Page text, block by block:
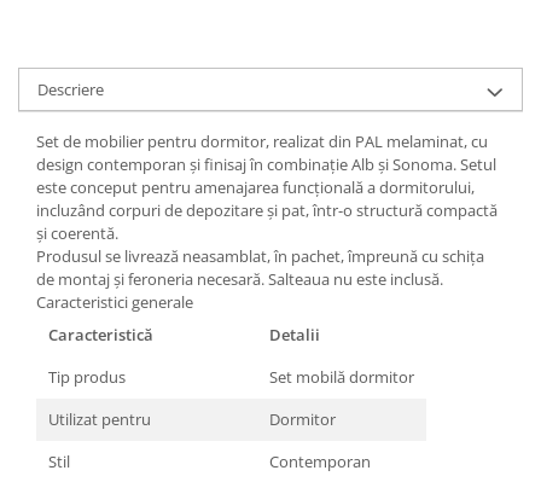
Descriere
Set de mobilier pentru dormitor, realizat din PAL melaminat, cu
design contemporan și finisaj în combinație Alb și Sonoma. Setul
este conceput pentru amenajarea funcțională a dormitorului,
incluzând corpuri de depozitare și pat, într-o structură compactă
și coerentă.
Produsul se livrează neasamblat, în pachet, împreună cu schița
de montaj și feroneria necesară. Salteaua nu este inclusă.
Caracteristici generale
Caracteristică
Detalii
Tip produs
Set mobilă dormitor
Utilizat pentru
Dormitor
Stil
Contemporan